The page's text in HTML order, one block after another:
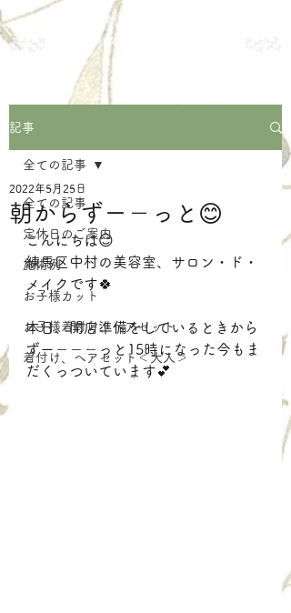
サロン・ド・メイク
練馬区中村の美容室
記事
全ての記事
定休日のご案内
施術例
お子様カット
お子様着付け、ヘアセット
着付け、ヘアセット＜大人＞
全ての記事
朝からずー－っと😊
2022年5月25日
こんにちは😊
練馬区中村の美容室、サロン・ド・
メイクです🍀
本日、開店準備をしているときから
ずー－－－っと15時になった今もま
だくっついています💕